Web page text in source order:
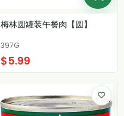
梅林圆罐装午餐肉【圆】
397G
$5.99